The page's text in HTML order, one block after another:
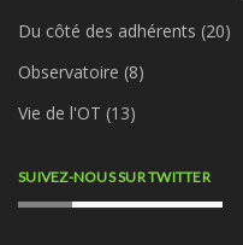
Du côté des adhérents (20)
Observatoire (8)
Vie de l'OT (13)
SUIVEZ-NOUS SUR TWITTER